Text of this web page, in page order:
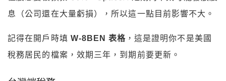
息（公司還在大量虧損），所以這一點目前影響不大。
記得在開戶時填 W-8BEN 表格，這是證明你不是美國
稅務居民的檔案，效期三年，到期前要更新。